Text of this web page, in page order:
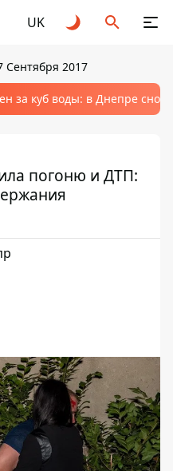
UK
Сентября 2017
за куб воды: в Днепре
погоню и ДТП: